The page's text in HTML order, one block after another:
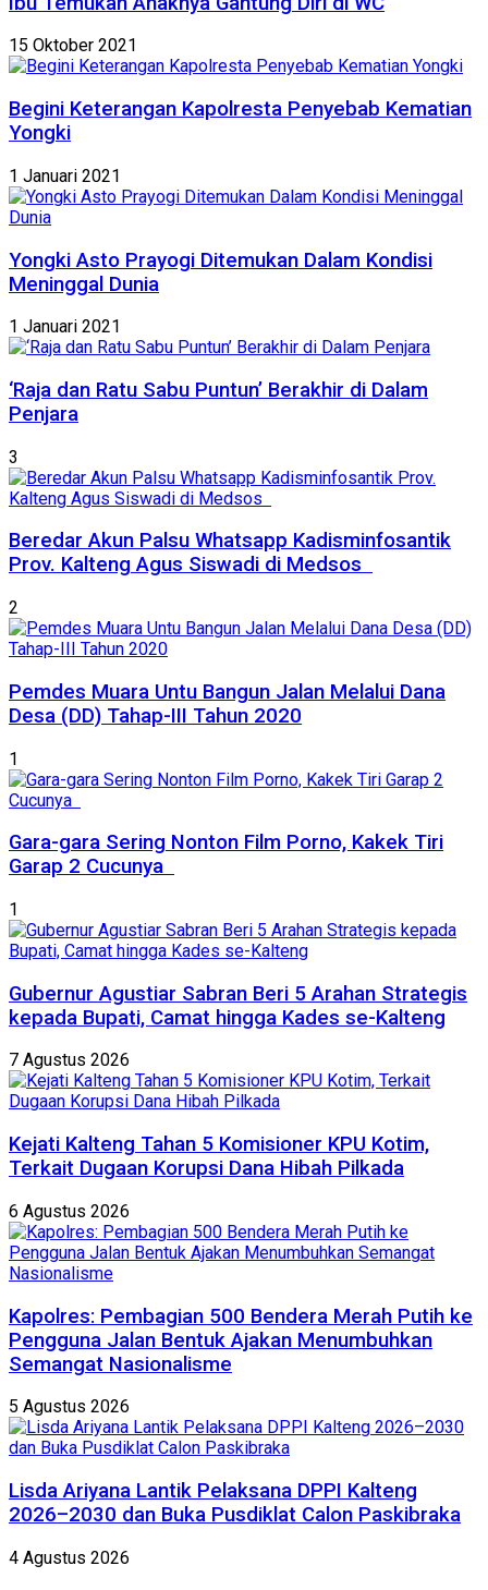
15 Oktober 2021
Begini Keterangan Kapolresta Penyebab Kematian
Yongki
1 Januari 2021
Yongki Asto Prayogi Ditemukan Dalam Kondisi
Meninggal Dunia
1 Januari 2021
‘Raja dan Ratu Sabu Puntun’ Berakhir di Dalam
Penjara
3
Beredar Akun Palsu Whatsapp Kadisminfosantik
Prov. Kalteng Agus Siswadi di Medsos
2
Pemdes Muara Untu Bangun Jalan Melalui Dana
Desa (DD) Tahap-III Tahun 2020
1
Gara-gara Sering Nonton Film Porno, Kakek Tiri
Garap 2 Cucunya
1
Gubernur Agustiar Sabran Beri 5 Arahan Strategis
kepada Bupati, Camat hingga Kades se-Kalteng
7 Agustus 2026
Kejati Kalteng Tahan 5 Komisioner KPU Kotim,
Terkait Dugaan Korupsi Dana Hibah Pilkada
6 Agustus 2026
Kapolres: Pembagian 500 Bendera Merah Putih ke
Pengguna Jalan Bentuk Ajakan Menumbuhkan
Semangat Nasionalisme
5 Agustus 2026
Lisda Ariyana Lantik Pelaksana DPPI Kalteng
2026–2030 dan Buka Pusdiklat Calon Paskibraka
4 Agustus 2026